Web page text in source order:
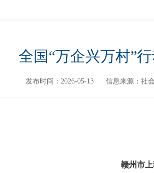
全国“万企兴万村”
发布时间：2026-05-13 信息来源：社
赣州市